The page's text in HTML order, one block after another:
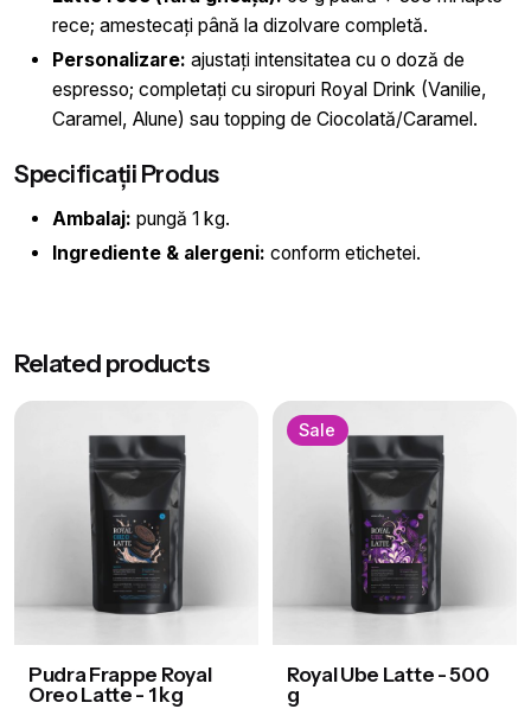
rece; amestecați până la dizolvare completă.
Personalizare: ajustați intensitatea cu o doză de
espresso; completați cu siropuri Royal Drink (Vanilie,
Caramel, Alune) sau topping de Ciocolată/Caramel.
Specificații Produs
Ambalaj: pungă 1 kg.
Ingrediente & alergeni: conform etichetei.
Aromă
Royal
Related products
Pudra Frappe Royal
Oreo Latte - 1 kg
Sale
Royal Ube Latte - 500
g